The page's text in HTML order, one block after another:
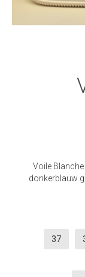
Voile
donkerblauw
37